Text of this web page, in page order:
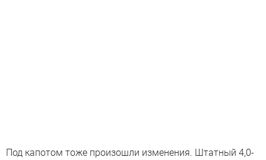
Под капотом тоже произошли изменения. Штатный 4,0-